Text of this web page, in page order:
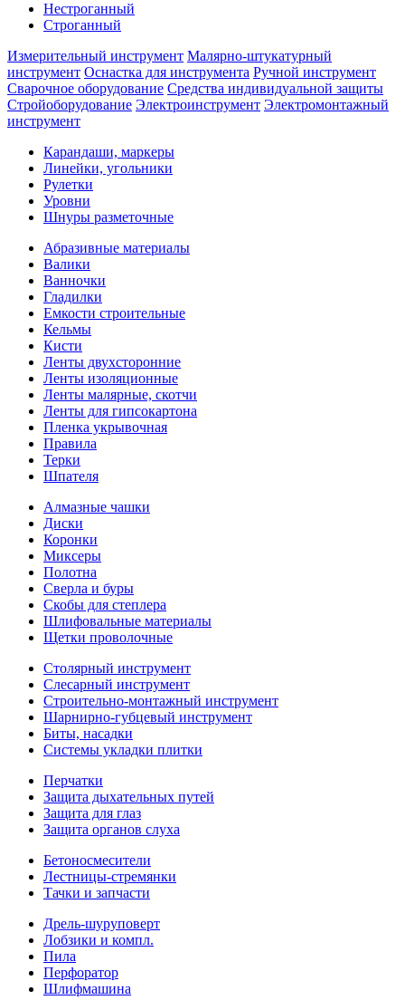
Нестроганный
Строганный
Измерительный инструмент Малярно-штукатурный
инструмент Оснастка для инструмента Ручной инструмент
Сварочное оборудование Средства индивидуальной защиты
Стройоборудование Электроинструмент Электромонтажный
инструмент
Карандаши, маркеры
Линейки, угольники
Рулетки
Уровни
Шнуры разметочные
Абразивные материалы
Валики
Ванночки
Гладилки
Емкости строительные
Кельмы
Кисти
Ленты двухсторонние
Ленты изоляционные
Ленты малярные, скотчи
Ленты для гипсокартона
Пленка укрывочная
Правила
Терки
Шпателя
Алмазные чашки
Диски
Коронки
Миксеры
Полотна
Сверла и буры
Скобы для степлера
Шлифовальные материалы
Щетки проволочные
Столярный инструмент
Слесарный инструмент
Строительно-монтажный инструмент
Шарнирно-губцевый инструмент
Биты, насадки
Системы укладки плитки
Перчатки
Защита дыхательных путей
Защита для глаз
Защита органов слуха
Бетоносмесители
Лестницы-стремянки
Тачки и запчасти
Дрель-шуруповерт
Лобзики и компл.
Пила
Перфоратор
Шлифмашина